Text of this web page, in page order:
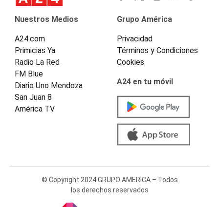
Nuestros Medios
A24.com
Primicias Ya
Radio La Red
FM Blue
Diario Uno Mendoza
San Juan 8
América TV
Grupo América
Privacidad
Términos y Condiciones
Cookies
A24 en tu móvil
© Copyright 2024 GRUPO AMERICA – Todos
los derechos reservados